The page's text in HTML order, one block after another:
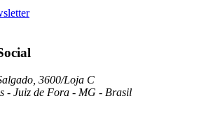
3600/Loja C
- Juiz de Fora - MG - Brasil